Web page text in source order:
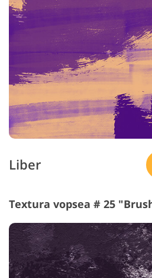
Liber
Textura vopsea # 25